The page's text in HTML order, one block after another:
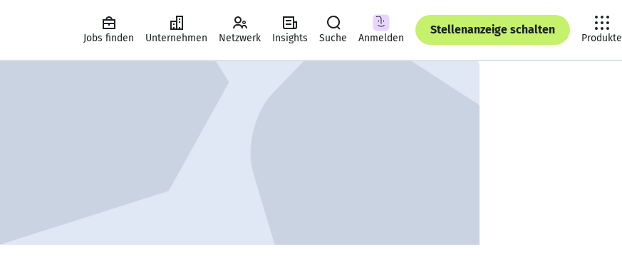
Jobs finden Unternehmen Netzwerk Insights Suche Anmelden
Stellenanzeige schalten
Produkte